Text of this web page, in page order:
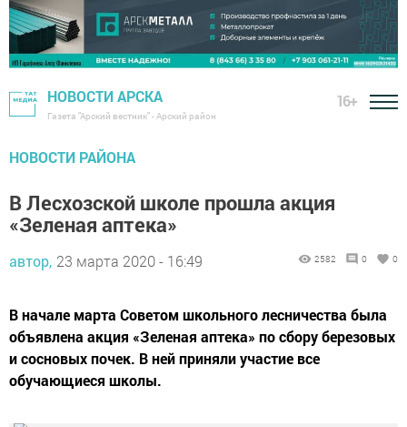
НОВОСТИ АРСКА
Газета "Арский вестник" - Арский район
16+
НОВОСТИ РАЙОНА
В Лесхозской школе прошла акция
«Зеленая аптека»
автор, 23 марта 2020 - 16:49 2582 0 0
В начале марта Советом школьного лесничества была
объявлена акция «Зеленая аптека» по сбору березовых
и сосновых почек. В ней приняли участие все
обучающиеся школы.